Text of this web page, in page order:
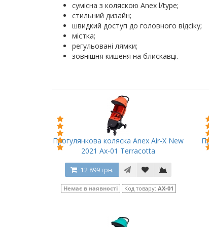
сумісна з коляскою Anex l/type;
стильний дизайн;
швидкий доступ до головного відсіку;
містка;
регульовані лямки;
зовнішня кишеня на блискавці.
Прогулянкова коляска Anex Air-X New
2021 Ax-01 Terracotta
12 899 грн.
Немає в наявності Код товару: AX-01